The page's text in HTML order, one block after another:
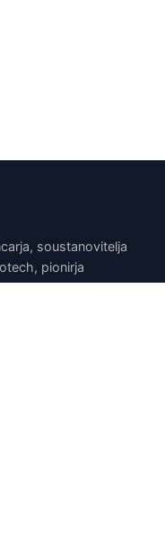
soustanovitelja
pionirja
CIM.